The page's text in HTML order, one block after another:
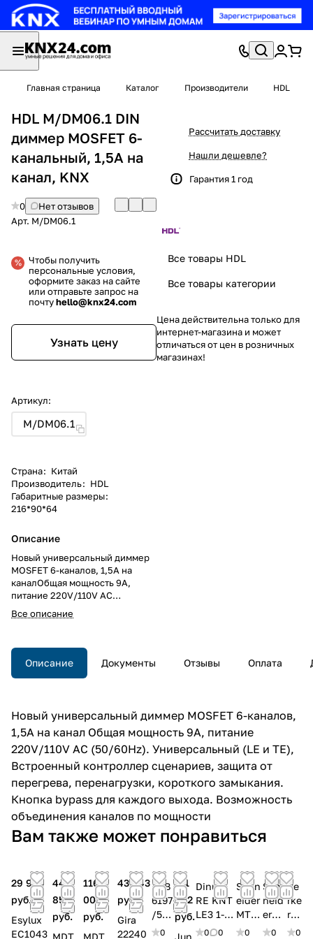
Главная страница Каталог Производители HDL
HDL M/DM06.1 DIN
диммер MOSFET 6-
канальный, 1,5А на
канал, KNX
0
Нет отзывов
Арт. M/DM06.1
Чтобы получить
персональные условия,
оформите заказ на сайте
или отправьте запрос на
почтуhello@knx24.com
Узнать цену
Артикул:
M/DM06.1
Страна: Китай
Производитель: HDL
Габаритные размеры:
216*90*64
Описание
Новый универсальный диммер
MOSFET 6-каналов, 1,5А на
каналОбщая мощность 9А,
питание 220V/110V AC
(50/60Hz). Встроенный
контроллер сценариев, защита
короткого замыкания. Кнопка
bypass для каждого выхода.
Возможность объединения
Все описание
Рассчитать доставку
Нашли дешевле?
Гарантия 1 год
Все товары HDL
Все товары категории
Цена действительна только для
интернет-магазина и может
отличаться от цен в розничных
магазинах!
Описание Документы Отзывы Оплата
Новый универсальный диммер MOSFET 6-каналов,
1,5А на канал Общая мощность 9А, питание
220V/110V AC (50/60Hz). Универсальный (LE и TE),
Встроенный контроллер сценариев, защита от
перегрева, перенагрузки, короткого замыкания.
Кнопка bypass для каждого выхода. Возможность
объединения каналов по мощности
Вам также может понравиться
29 969
руб.
Esylux
EC1043
44
858
руб.
MDT
116
005
руб.
MDT
43 843
руб.
Gira
22240
ABB
6197
/53-
101-
0
111
092
руб.
Jun
Dinuy
RE KNT
LE3 1-
Каналь
0
0
Schn
eider
MTN
6710-
0
Sch
neid
er
MTN
0
Be
rke
r
850